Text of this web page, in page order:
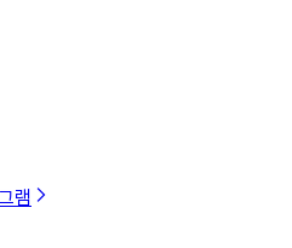
램